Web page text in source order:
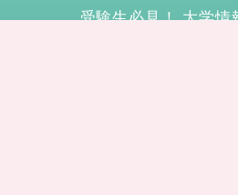
受験生必見！ 大学情